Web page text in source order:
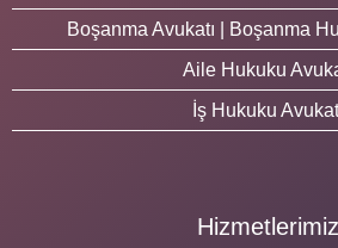
Boşanma Avukatı | Boşanma
Aile Hukuku
İş Hukuku
Hizmetlerimiz